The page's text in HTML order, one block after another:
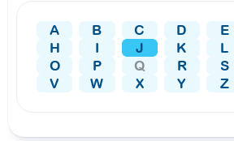
A B C D E
H
I J K L
O
P Q R S
V
W X Y Z